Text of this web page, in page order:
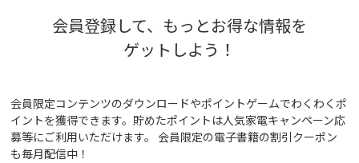
会員登録して、もっとお得な情報を
ゲットしよう！
会員限定コンテンツのダウンロードやポイントゲームでわくわくポ
イントを獲得できます。貯めたポイントは人気家電キャンペーン応
募等にご利用いただけます。 会員限定の電子書籍の割引クーポン
も毎月配信中！